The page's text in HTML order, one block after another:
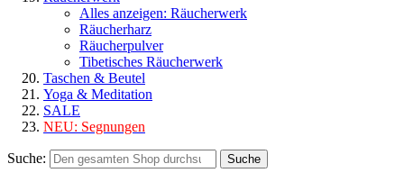
Alles anzeigen: Räucherwerk
Räucherharz
Räucherpulver
Tibetisches Räucherwerk
Taschen & Beutel
Yoga & Meditation
SALE
NEU: Segnungen
Suche: Suche